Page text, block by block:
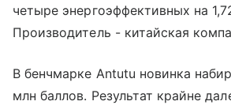
четыре энергоэффективных на
Производитель - китайская
В бенчмарке Antutu новинка
млн баллов. Результат крайне